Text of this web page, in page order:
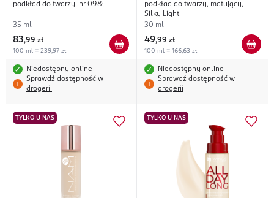
Super Stay Lumi-Matte
podkład do twarzy, nr 098;
35 ml
83,99 zł
100 ml = 239,97 zł
Niedostępny online
Sprawdź dostępność w
drogerii
podkład do twarzy, matujący,
Silky Light
30 ml
49,99 zł
100 ml = 166,63 zł
Niedostępny online
Sprawdź dostępność w
drogerii
TYLKO U NAS TYLKO U NAS